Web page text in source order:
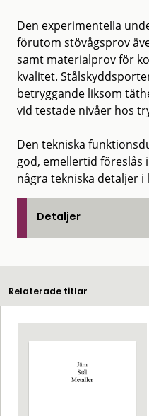
Den experimentella
förutom stövågsprov
samt materialprov för
kvalitet.
betryggande liksom
vid testade nivåer hos
Den tekniska
god, emellertid
några tekniska detaljer i
Detaljer
Relaterade titlar